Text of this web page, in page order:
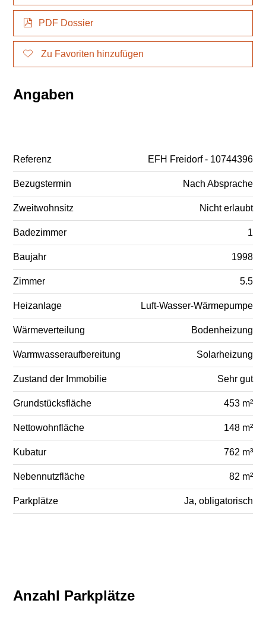
PDF Dossier
Zu Favoriten hinzufügen
Angaben
Referenz EFH Freidorf - 10744396
Bezugstermin Nach Absprache
Zweitwohnsitz Nicht erlaubt
Badezimmer 1
Baujahr 1998
Zimmer 5.5
Heizanlage Luft-Wasser-Wärmepumpe
Wärmeverteilung Bodenheizung
Warmwasseraufbereitung Solarheizung
Zustand der Immobilie Sehr gut
Grundstücksfläche 453 m²
Nettowohnfläche 148 m²
Kubatur 762 m³
Nebennutzfläche 82 m²
Parkplätze Ja, obligatorisch
Anzahl Parkplätze